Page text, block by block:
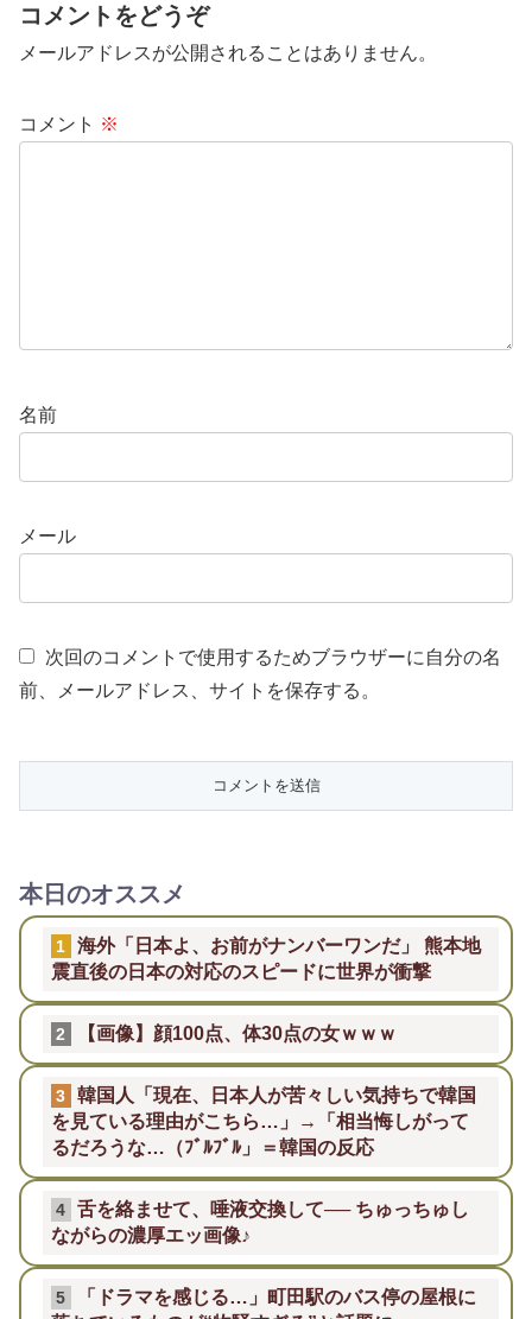
コメントをどうぞ
メールアドレスが公開されることはありません。
コメント ※
名前
メール
次回のコメントで使用するためブラウザーに自分の名
前、メールアドレス、サイトを保存する。
本日のオススメ
1
海外「日本よ、お前がナンバーワンだ」 熊本地
震直後の日本の対応のスピードに世界が衝撃
2 【画像】顔100点、体30点の女ｗｗｗ
3
韓国人「現在、日本人が苦々しい気持ちで韓国
を見ている理由がこちら…」→「相当悔しがって
るだろうな…（ﾌﾞﾙﾌﾞﾙ」＝韓国の反応
4
舌を絡ませて、唾液交換して── ちゅっちゅし
ながらの濃厚エッ画像♪
5
「ドラマを感じる…」町田駅のバス停の屋根に